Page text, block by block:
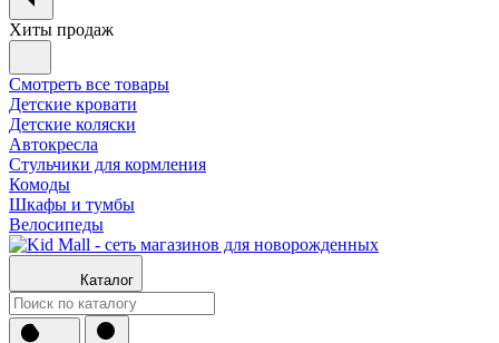
Хиты продаж
Смотреть все товары
Детские кровати
Детские коляски
Автокресла
Стульчики для кормления
Комоды
Шкафы и тумбы
Велосипеды
Каталог